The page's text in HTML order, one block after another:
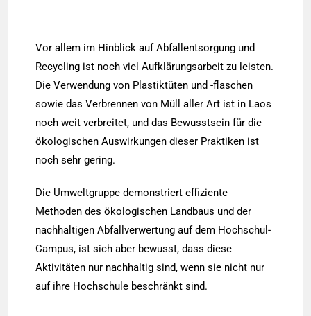
Vor allem im Hinblick auf Abfallentsorgung und
Recycling ist noch viel Aufklärungsarbeit zu leisten.
Die Verwendung von Plastiktüten und -flaschen
sowie das Verbrennen von Müll aller Art ist in Laos
noch weit verbreitet, und das Bewusstsein für die
ökologischen Auswirkungen dieser Praktiken ist
noch sehr gering.
Die Umweltgruppe demonstriert effiziente
Methoden des ökologischen Landbaus und der
nachhaltigen Abfallverwertung auf dem Hochschul-
Campus, ist sich aber bewusst, dass diese
Aktivitäten nur nachhaltig sind, wenn sie nicht nur
auf ihre Hochschule beschränkt sind.